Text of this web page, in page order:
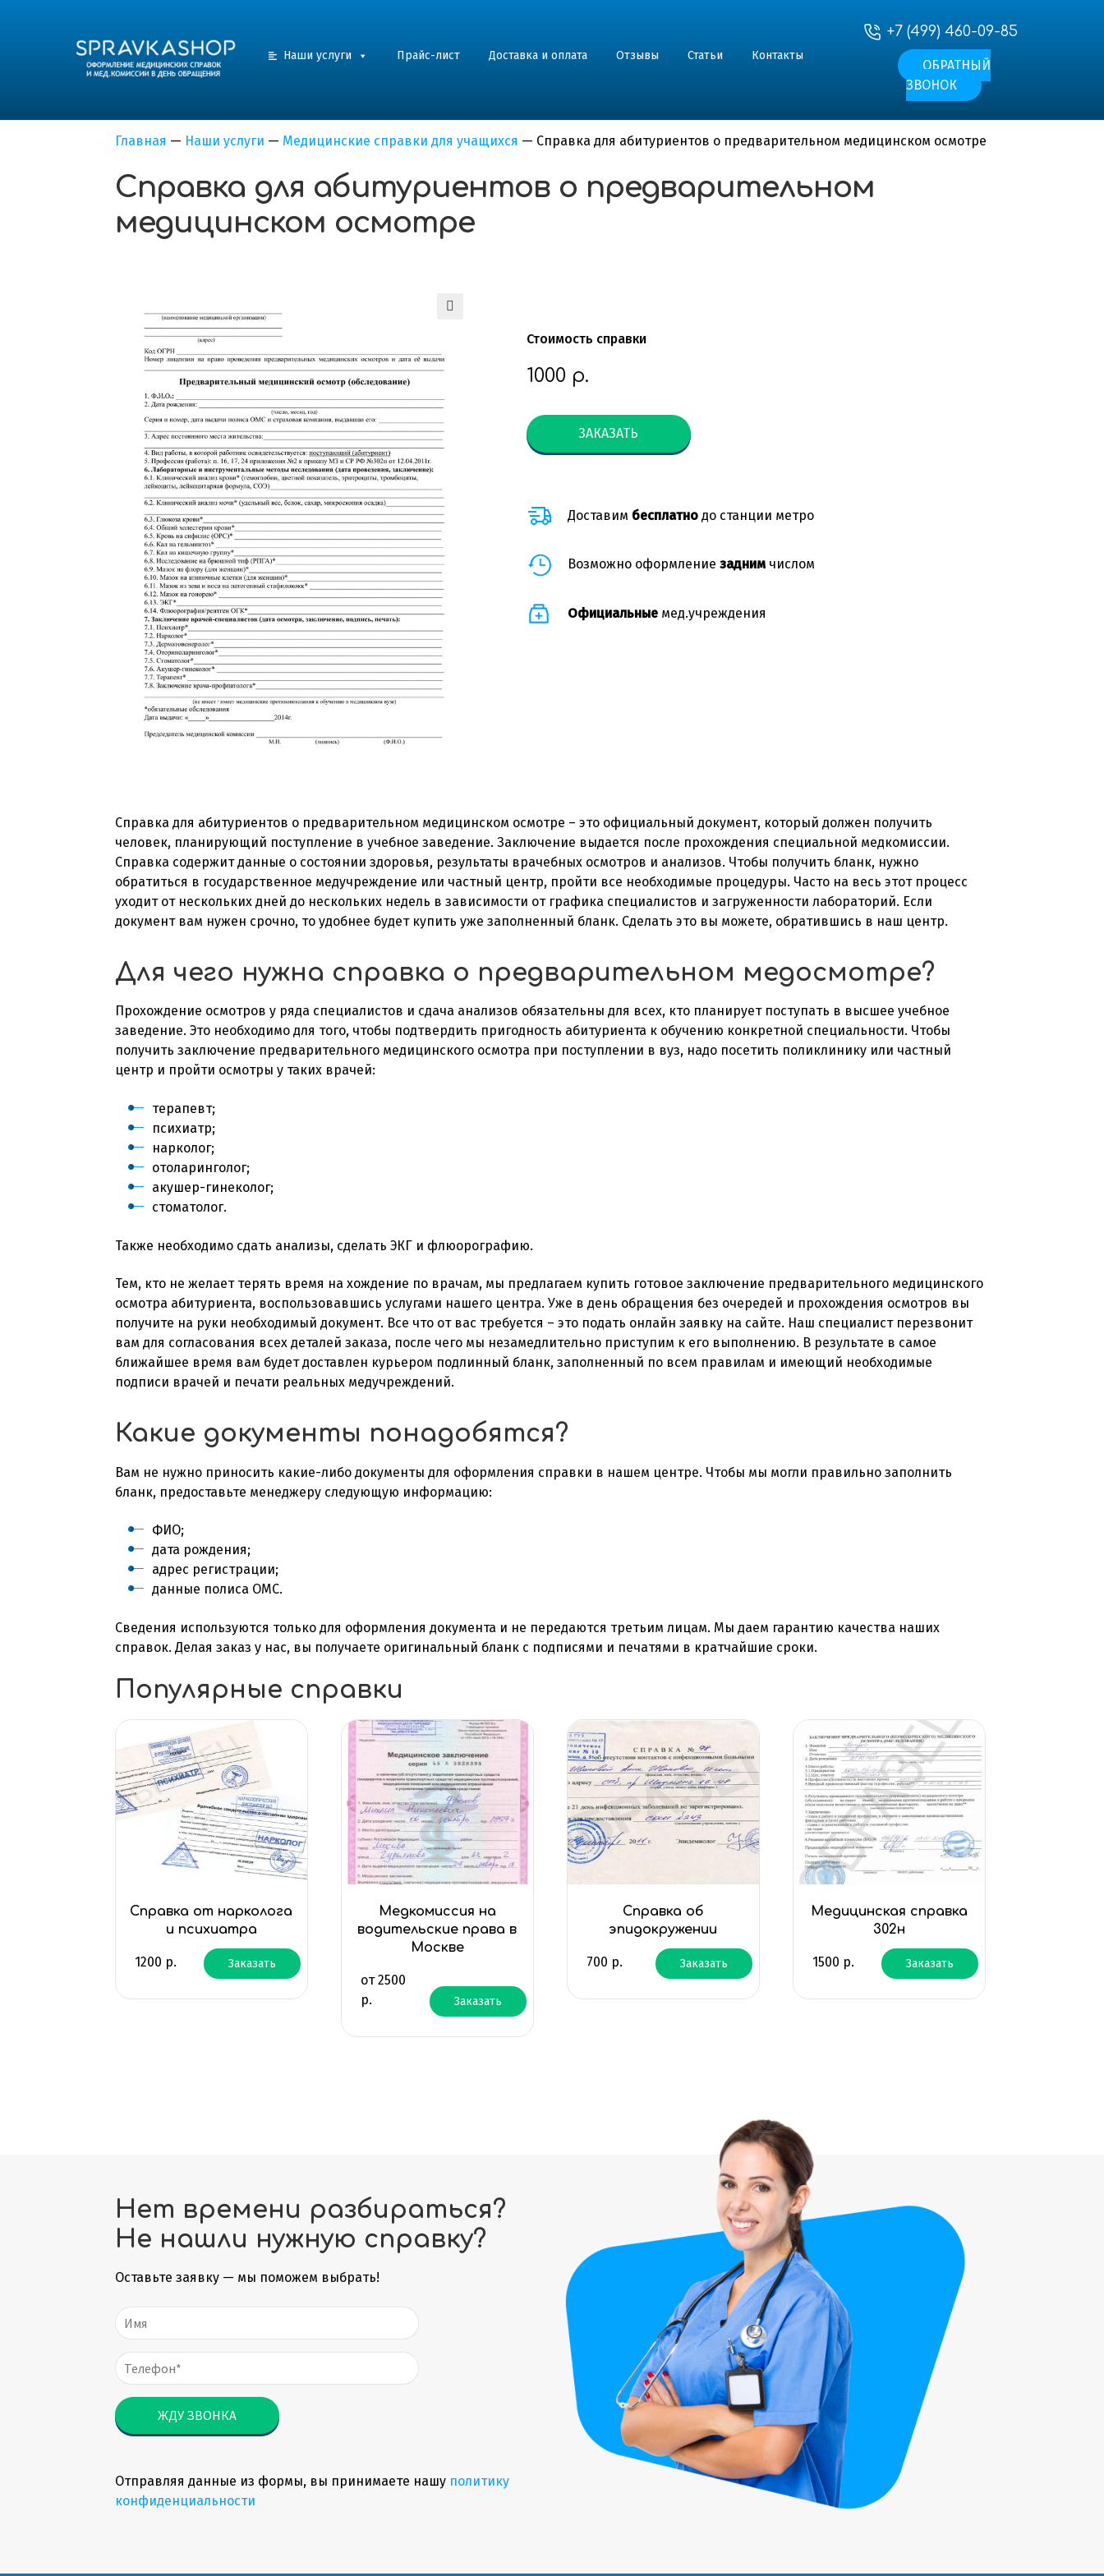
Наши услуги Прайс-лист Доставка и оплата Отзывы Статьи Контакты
+7 (499) 460-09-85
ОБРАТНЫЙ
ЗВОНОК
Главная — Наши услуги — Медицинские справки для учащихся — Справка для абитуриентов о предварительном медицинском осмотре
Справка для абитуриентов о предварительном
медицинском осмотре
Стоимость справки
1000 р.
ЗАКАЗАТЬ
Доставим бесплатнодо станции метро
Возможно оформление заднимчислом
Официальныемед.учреждения
Справка для абитуриентов о предварительном медицинском осмотре – это официальный документ, который должен получить
человек, планирующий поступление в учебное заведение. Заключение выдается после прохождения специальной медкомиссии.
Справка содержит данные о состоянии здоровья, результаты врачебных осмотров и анализов. Чтобы получить бланк, нужно
обратиться в государственное медучреждение или частный центр, пройти все необходимые процедуры. Часто на весь этот процесс
уходит от нескольких дней до нескольких недель в зависимости от графика специалистов и загруженности лабораторий. Если
документ вам нужен срочно, то удобнее будет купить уже заполненный бланк. Сделать это вы можете, обратившись в наш центр.
Для чего нужна справка о предварительном медосмотре?
Прохождение осмотров у ряда специалистов и сдача анализов обязательны для всех, кто планирует поступать в высшее учебное
заведение. Это необходимо для того, чтобы подтвердить пригодность абитуриента к обучению конкретной специальности. Чтобы
получить заключение предварительного медицинского осмотра при поступлении в вуз, надо посетить поликлинику или частный
центр и пройти осмотры у таких врачей:
терапевт;
психиатр;
нарколог;
отоларинголог;
акушер-гинеколог;
стоматолог.
Также необходимо сдать анализы, сделать ЭКГ и флюорографию.
Тем, кто не желает терять время на хождение по врачам, мы предлагаем купить готовое заключение предварительного медицинского
осмотра абитуриента, воспользовавшись услугами нашего центра. Уже в день обращения без очередей и прохождения осмотров вы
получите на руки необходимый документ. Все что от вас требуется – это подать онлайн заявку на сайте. Наш специалист перезвонит
вам для согласования всех деталей заказа, после чего мы незамедлительно приступим к его выполнению. В результате в самое
ближайшее время вам будет доставлен курьером подлинный бланк, заполненный по всем правилам и имеющий необходимые
подписи врачей и печати реальных медучреждений.
Какие документы понадобятся?
Вам не нужно приносить какие-либо документы для оформления справки в нашем центре. Чтобы мы могли правильно заполнить
бланк, предоставьте менеджеру следующую информацию:
ФИО;
дата рождения;
адрес регистрации;
данные полиса ОМС.
Сведения используются только для оформления документа и не передаются третьим лицам. Мы даем гарантию качества наших
справок. Делая заказ у нас, вы получаете оригинальный бланк с подписями и печатями в кратчайшие сроки.
Популярные справки
Справка от нарколога
и психиатра
1200 р. Заказать
Медкомиссия на
водительские права в
Москве
от2500
р.
Заказать
Справка об
эпидокружении
700 р. Заказать
Медицинская справка
302н
1500 р. Заказать
Нет времени разбираться?
Не нашли нужную справку?
Оставьте заявку — мы поможем выбрать!
Отправляя данные из формы, вы принимаете нашу политику
конфиденциальности